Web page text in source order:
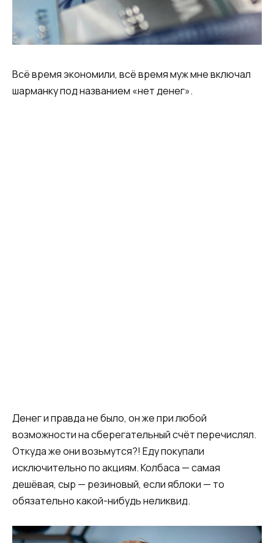
Всё время экономили, всё время муж мне включал
шарманку под названием «нет денег».
Денег и правда не было, он же при любой
возможности на сберегательный счёт перечислял.
Откуда же они возьмутся?! Еду покупали
исключительно по акциям. Колбаса — самая
дешёвая, сыр — резиновый, если яблоки — то
обязательно какой-нибудь неликвид.